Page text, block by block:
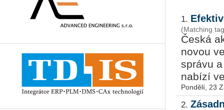
1.
(Matching
Česká
novou
správu
nabízí
Pondělí, 23
2.